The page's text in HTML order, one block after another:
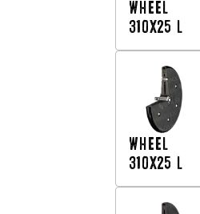
WHEEL
310X25 L
WHEEL
310X25 L